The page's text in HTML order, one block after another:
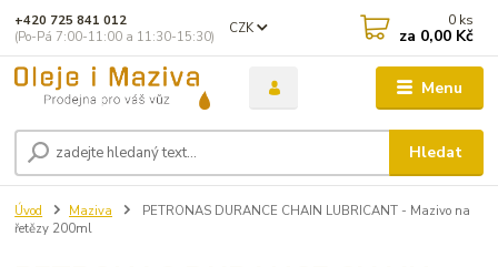
Menu
CZK
Hledat
+420 725 841 012
(Po-Pá 7:00-11:00 a 11:30-15:30)
0 ks
za 0,00 Kč
Úvod Maziva
PETRONAS DURANCE CHAIN ​​LUBRICANT - Mazivo na
řetězy 200ml